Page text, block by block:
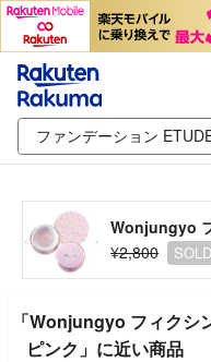
¥2,800
「Wonjungyo フィクシ
ピンク」に近い商品